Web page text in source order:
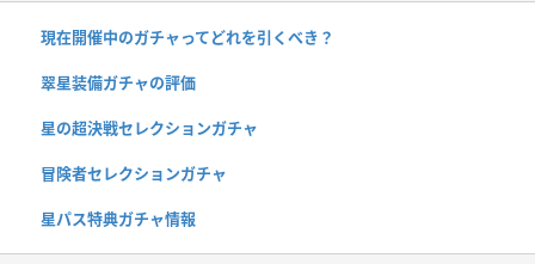
現在開催中のガチャってどれを引くべき？
翠星装備ガチャの評価
星の超決戦セレクションガチャ
冒険者セレクションガチャ
星パス特典ガチャ情報